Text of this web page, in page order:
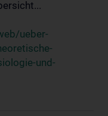
ueber-
und-